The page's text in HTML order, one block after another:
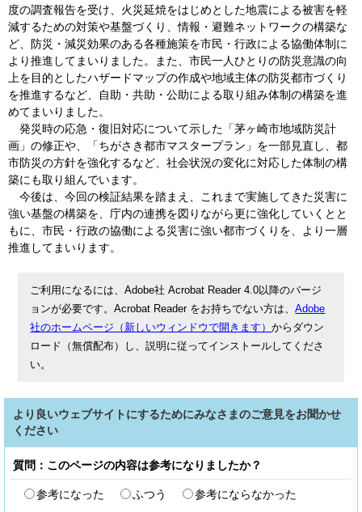
度の調査報告を受け、火災延焼をはじめとした地震による被害を軽
減するための対策や基盤づくり、情報・避難ネットワークの構築な
ど、防災・減災効果のある各種施策を市民・行政による協働体制に
より推進してまいりました。また、市民一人ひとりの防災意識の向
上を目的としたハザードマップの作成や地域主体の防災都市づくり
を推進するなど、自助・共助・公助による取り組み体制の構築を進
めてまいりました。
発災時の応急・復旧対応について示した「茅ヶ崎市地域防災計
画」の修正や、「ちがさき都市マスタープラン」を一部見直し、都
市防災の方針を強化するなど、社会状況の変化に対応した体制の構
築にも取り組んでいます。
今後は、今回の検証結果を踏まえ、これまで実施してきた災害に
強い基盤の構築を、庁内の連携を図りながら更に強化していくとと
もに、市民・行政の協働による災害に強い都市づくりを、より一層
推進してまいります。
ご利用になるには、Adobe社 Acrobat Reader 4.0以降のバージ
ョンが必要です。Acrobat Reader をお持ちでない方は、Adobe
社のホームページ（新しいウィンドウで開きます）からダウン
ロード（無償配布）し、説明に従ってインストールしてくださ
い。
より良いウェブサイトにするためにみなさまのご意見をお聞かせ
ください
質問：このページの内容は参考になりましたか？
参考になった ふつう 参考にならなかった